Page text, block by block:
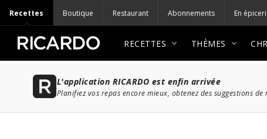
Recettes Boutique Restaurant Abonnements En
RECETTES THÈMES
L'application RICARDO est enfin arrivée
Planifiez vos repas encore mieux, obtenez des suggestions de